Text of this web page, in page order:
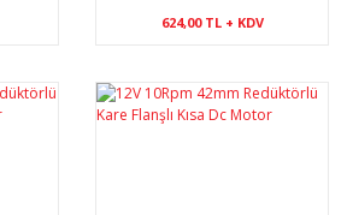
624,00 TL + KDV